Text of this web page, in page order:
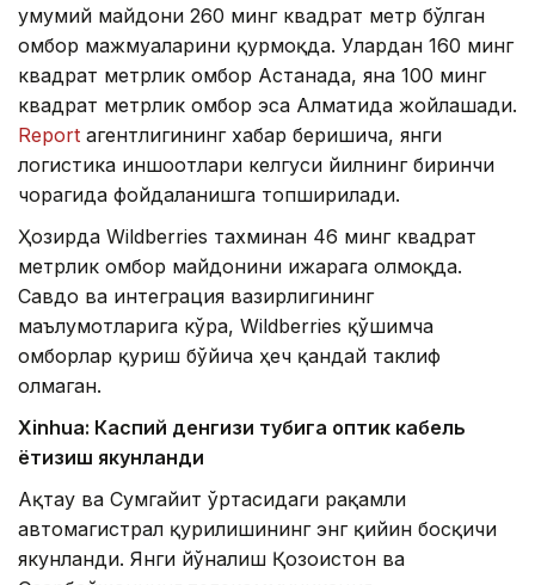
умумий майдони 260 минг квадрат метр бўлган
омбор мажмуаларини қурмоқда. Улардан 160 минг
квадрат метрлик омбор Астанада, яна 100 минг
квадрат метрлик омбор эса Алматида жойлашади.
Report агентлигининг хабар беришича, янги
логистика иншоотлари келгуси йилнинг биринчи
чорагида фойдаланишга топширилади.
Ҳозирда Wildberries тахминан 46 минг квадрат
метрлик омбор майдонини ижарага олмоқда.
Савдо ва интеграция вазирлигининг
маълумотларига кўра, Wildberries қўшимча
омборлар қуриш бўйича ҳеч қандай таклиф
олмаган.
Xinhuа: Каспий денгизи тубига оптик кабель
ётқизиш якунланди
Ақтау ва Сумгайит ўртасидаги рақамли
автомагистрал қурилишининг энг қийин босқичи
якунланди. Янги йўналиш Қозоғистон ва